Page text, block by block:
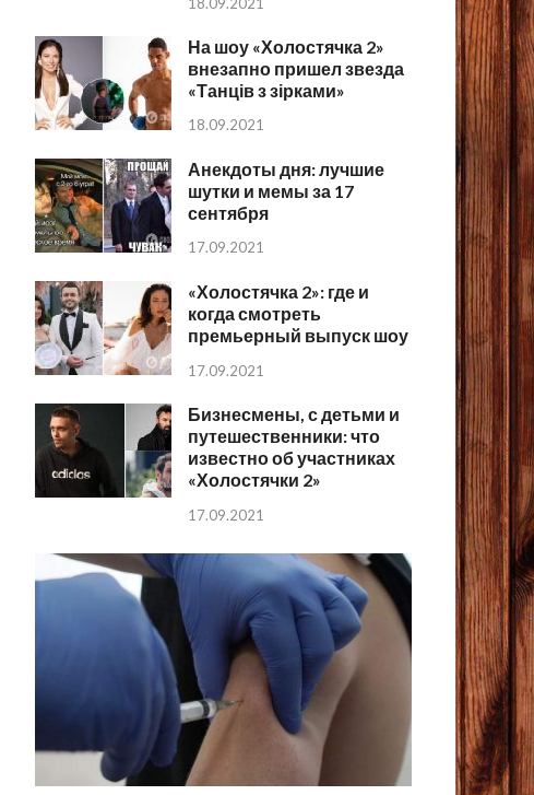
На шоу «Холостячка 2»
внезапно пришел звезда
«Танців з зірками»
18.09.2021
Анекдоты дня: лучшие
шутки и мемы за 17
сентября
17.09.2021
«Холостячка 2»: где и
когда смотреть
премьерный выпуск шоу
17.09.2021
Бизнесмены, с детьми и
путешественники: что
известно об участниках
«Холостячки 2»
17.09.2021